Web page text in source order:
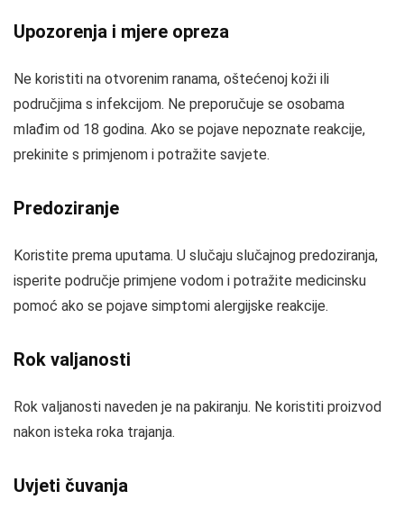
Upozorenja i mjere opreza
Ne koristiti na otvorenim ranama, oštećenoj koži ili
područjima s infekcijom. Ne preporučuje se osobama
mlađim od 18 godina. Ako se pojave nepoznate reakcije,
prekinite s primjenom i potražite savjete.
Predoziranje
Koristite prema uputama. U slučaju slučajnog predoziranja,
isperite područje primjene vodom i potražite medicinsku
pomoć ako se pojave simptomi alergijske reakcije.
Rok valjanosti
Rok valjanosti naveden je na pakiranju. Ne koristiti proizvod
nakon isteka roka trajanja.
Uvjeti čuvanja